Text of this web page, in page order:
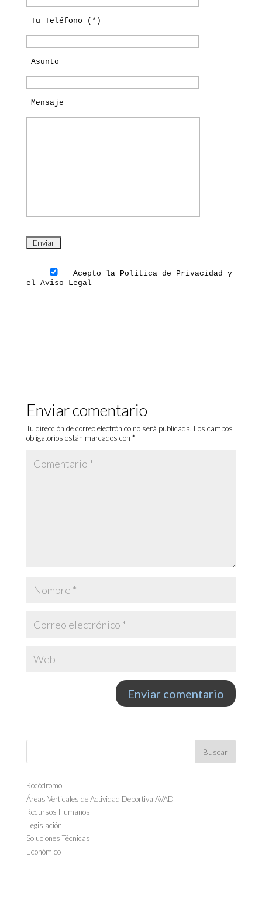
Tu Teléfono (*)
Asunto
Mensaje
Acepto la Política de Privacidad y
el Aviso Legal
Enviar comentario
Tu dirección de correo electrónico no será publicada. Los campos
obligatorios están marcados con *
Rocódromo
Áreas Verticales de Actividad Deportiva AVAD
Recursos Humanos
Legislación
Soluciones Técnicas
Económico